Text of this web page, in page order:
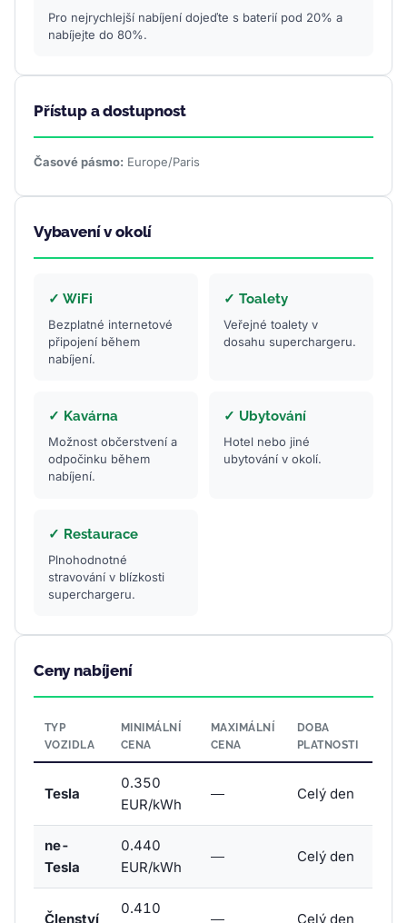
Pro nejrychlejší nabíjení dojeďte s baterií pod 20% a
nabíjejte do 80%.
Přístup a dostupnost
Časové pásmo: Europe/Paris
Vybavení v okolí
✓ WiFi
Bezplatné internetové
připojení během
nabíjení.
✓ Toalety
Veřejné toalety v
dosahu superchargeru.
✓ Kavárna
Možnost občerstvení a
odpočinku během
nabíjení.
✓ Ubytování
Hotel nebo jiné
ubytování v okolí.
✓ Restaurace
Plnohodnotné
stravování v blízkosti
superchargeru.
Ceny nabíjení
TYP
VOZIDLA
MINIMÁLNÍ
CENA
MAXIMÁLNÍ
CENA
DOBA
PLATNOSTI
Tesla
0.350
EUR/kWh
— Celý den
ne-
Tesla
0.440
EUR/kWh
— Celý den
Členství
0.410
— Celý den